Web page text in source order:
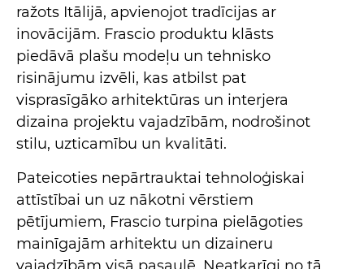
ražots Itālijā, apvienojot tradīcijas ar
inovācijām. Frascio produktu klāsts
piedāvā plašu modeļu un tehnisko
risinājumu izvēli, kas atbilst pat
visprasīgāko arhitektūras un interjera
dizaina projektu vajadzībām, nodrošinot
stilu, uzticamību un kvalitāti.
Pateicoties nepārtrauktai tehnoloģiskai
attīstībai un uz nākotni vērstiem
pētījumiem, Frascio turpina pielāgoties
mainīgajām arhitektu un dizaineru